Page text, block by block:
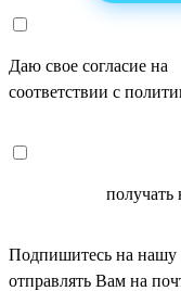
Даю свое согласие на
соответствии с
Подпишитесь на нашу
отправлять Вам на